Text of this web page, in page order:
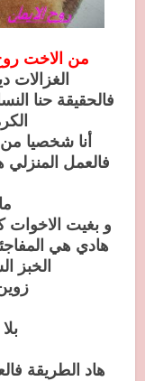
من الاخت روح
الغزالات
فالحقيقة حنا
أنا شخصيا
فالعمل المنزلي
و بغيت الاخوات
هادي هي
الخبز
هاد الطريقة